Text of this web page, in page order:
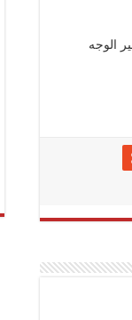
شأنه أن يغير الوجه